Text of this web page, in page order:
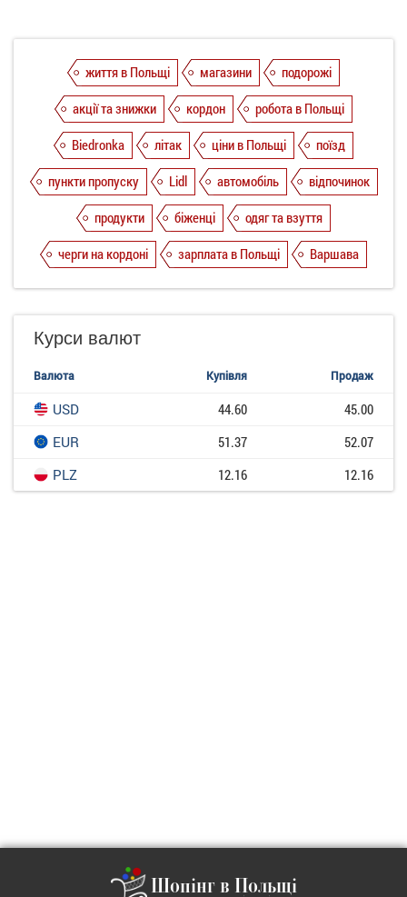
життя в Польщі магазини
подорожі
акції та знижки
кордон
робота в Польщі
Biedronka
літак ціни в Польщі
поїзд
пункти пропуску
Lidl автомобіль
відпочинок
продукти
біженці
одяг та взуття
черги на кордоні
зарплата в Польщі Варшава
Курси валют
Валюта Купівля Продаж
USD 44.60
45.00
EUR
51.37
52.07
PLZ
12.16 12.16
Шопінг в Польщі